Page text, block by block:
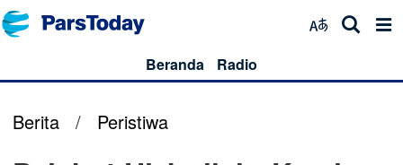
Beranda Radio
Berita / Peristiwa